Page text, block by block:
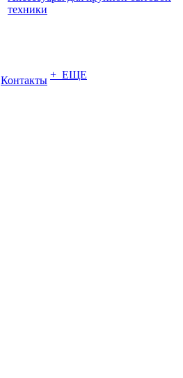
техники
Контакты + ЕЩЕ